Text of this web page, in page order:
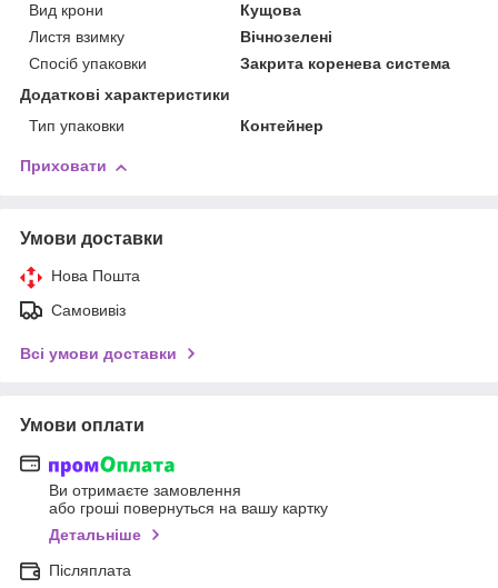
Вид крони
Кущова
Листя взимку
Вічнозелені
Спосіб упаковки
Закрита коренева система
Додаткові характеристики
Тип упаковки
Контейнер
Приховати
Умови доставки
Нова Пошта
Самовивіз
Всі умови доставки
Умови оплати
Ви отримаєте замовлення
або гроші повернуться на вашу картку
Детальніше
Післяплата